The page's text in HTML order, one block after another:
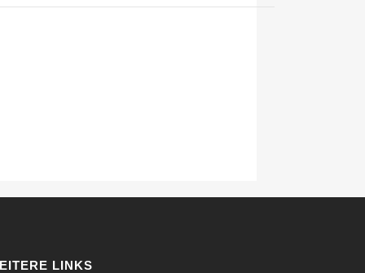
LINKS